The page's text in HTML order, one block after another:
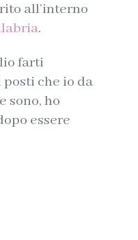
all’interno
.
farti
che io da
sono, ho
essere